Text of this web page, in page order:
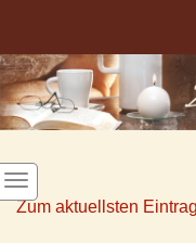
Zum aktuellsten Eintrag